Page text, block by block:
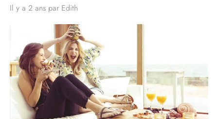
Il y a 2 ans par Edith